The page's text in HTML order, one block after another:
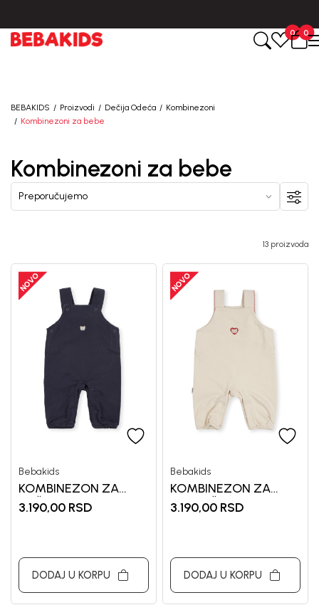
0
0
BEBAKIDS Proizvodi Dečija Odeća
Kombinezoni
Kombinezoni za bebe
Kombinezoni za bebe
13 proizvoda
Bebakids
KOMBINEZON ZA
DEČAKE MIHAJLO
3.190,00 RSD
DODAJ U KORPU
Bebakids
KOMBINEZON ZA
DEVOJČICE MIONA
3.190,00 RSD
DODAJ U KORPU
10%POPUSTA
putem Promo-Tiket koda!
Generacije rastu uz BebaKids – brend kome roditelji
već decenijama veruju.
Prijavi se, ostvari popuste i postani deo BebaKids
priče.
Unesi svoju imejl adresu.
Potvrđujem da sam pročitao/la, razumeo/la i da se slažem
sa
politikom privatnosti